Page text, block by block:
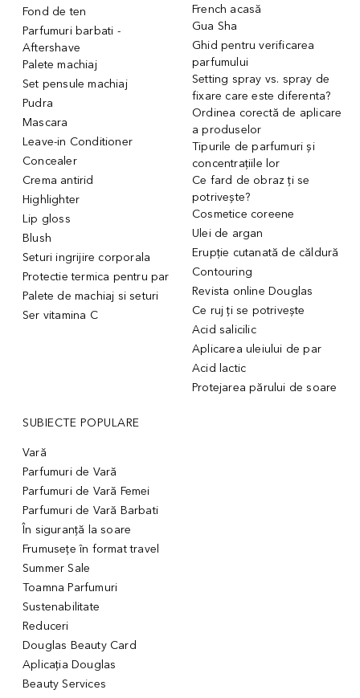
Fond de ten
Parfumuri barbati -
Aftershave
Palete machiaj
Set pensule machiaj
Pudra
Mascara
Leave-in Conditioner
Concealer
Crema antirid
Highlighter
Lip gloss
Blush
Seturi ingrijire corporala
Protectie termica pentru par
Palete de machiaj si seturi
Ser vitamina C
French acasă
Gua Sha
Ghid pentru verificarea
parfumului
Setting spray vs. spray de
fixare care este diferenta?
Ordinea corectă de aplicare
a produselor
Tipurile de parfumuri și
concentrațiile lor
Ce fard de obraz ți se
potrivește?
Cosmetice coreene
Ulei de argan
Erupție cutanată de căldură
Contouring
Revista online Douglas
Ce ruj ți se potrivește
Acid salicilic
Aplicarea uleiului de par
Acid lactic
Protejarea părului de soare
SUBIECTE POPULARE
Vară
Parfumuri de Vară
Parfumuri de Vară Femei
Parfumuri de Vară Barbati
În siguranță la soare
Frumusețe în format travel
Summer Sale
Toamna Parfumuri
Sustenabilitate
Reduceri
Douglas Beauty Card
Aplicația Douglas
Beauty Services